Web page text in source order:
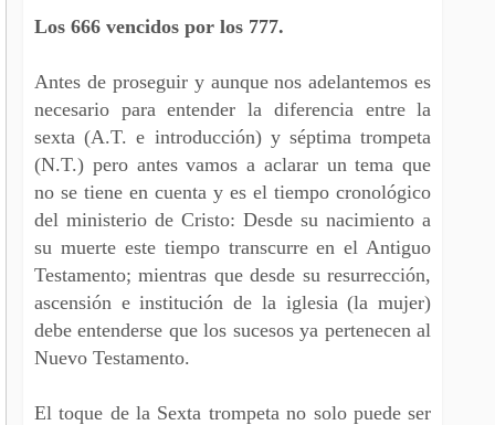
Los 666 vencidos por los 777.
Antes de proseguir y aunque nos adelantemos es
necesario para entender la diferencia entre la
sexta (A.T. e introducción) y séptima trompeta
(N.T.) pero antes vamos a aclarar un tema que
no se tiene en cuenta y es el tiempo cronológico
del ministerio de Cristo: Desde su nacimiento a
su muerte este tiempo transcurre en el Antiguo
Testamento; mientras que desde su resurrección,
ascensión e institución de la iglesia (la mujer)
debe entenderse que los sucesos ya pertenecen al
Nuevo Testamento.
El toque de la Sexta trompeta no solo puede ser